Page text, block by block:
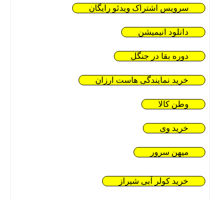
سرویس اشتراک ویدئو رایگان
دانلود انیمیشن
دوره بقا در جنگل
خرید نمایندگی هاست ارزان
وطن کالا
خرید وی
میهن سرور
خرید کولر آبی شیراز